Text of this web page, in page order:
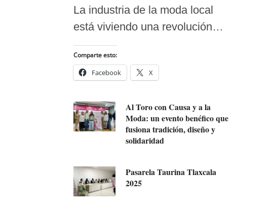
La industria de la moda local
está viviendo una revolución…
Comparte esto:
Facebook X
Al Toro con Causa y a la
Moda: un evento benéfico que
fusiona tradición, diseño y
solidaridad
Pasarela Taurina Tlaxcala
2025